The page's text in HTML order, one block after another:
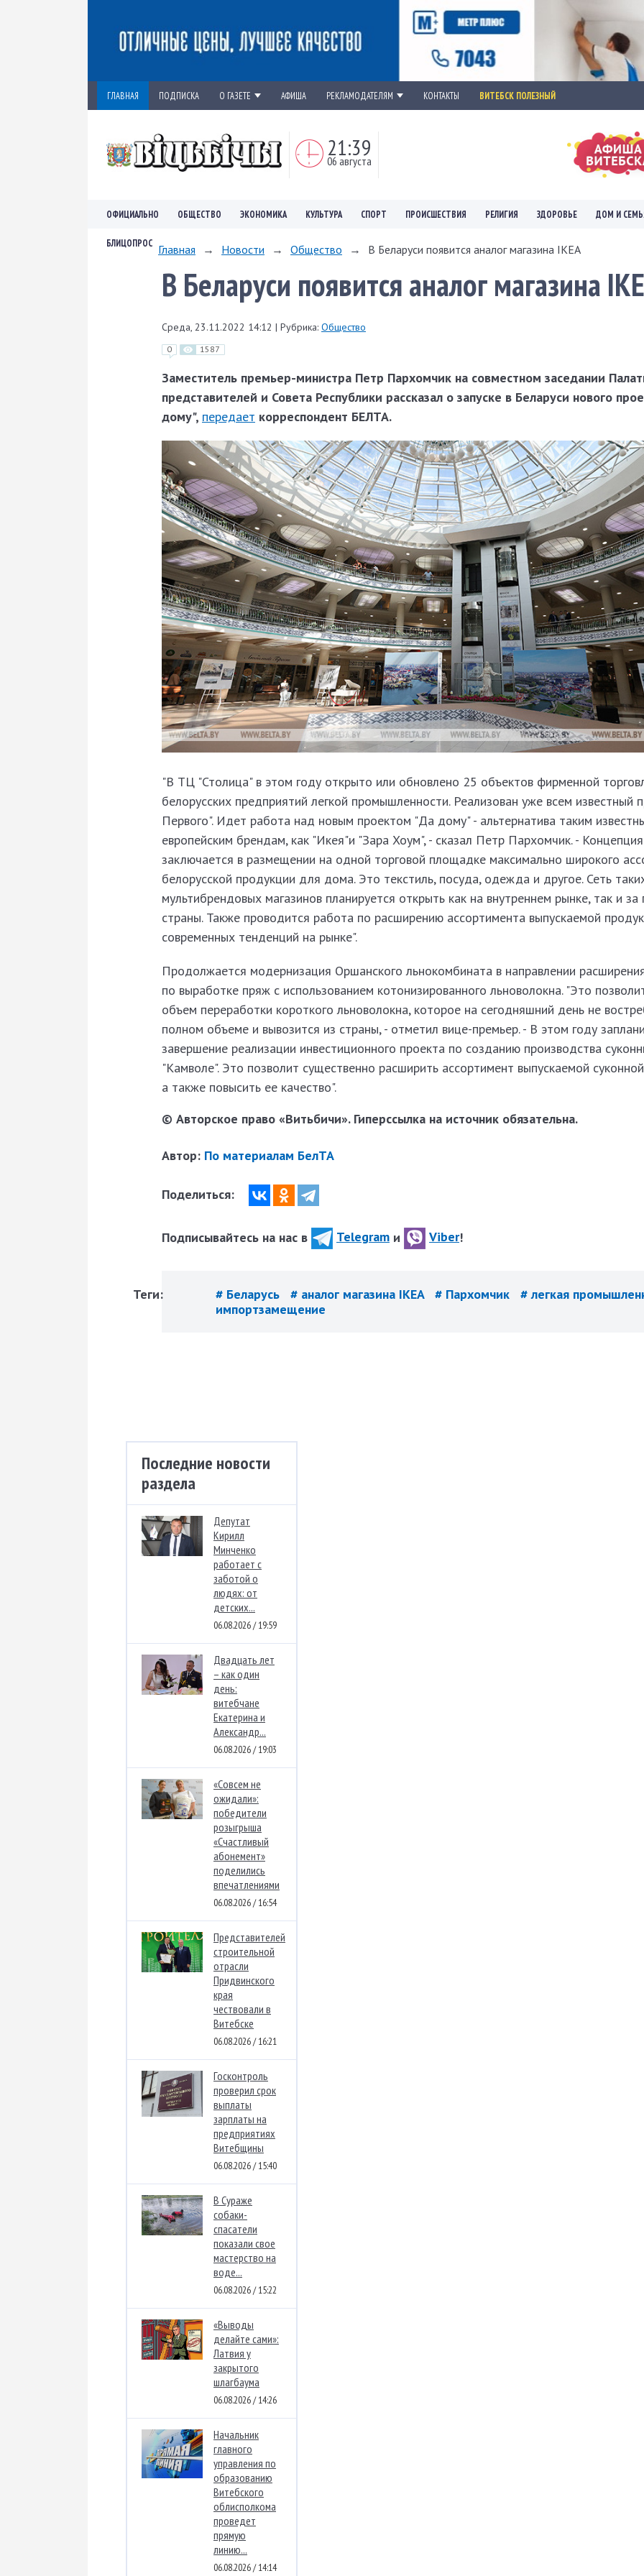
ГЛАВНАЯ ПОДПИСКА О ГАЗЕТЕ АФИША РЕКЛАМОДАТЕЛЯМ КОНТАКТЫ ВИТЕБСК ПОЛЕЗНЫЙ
21:39
06 августа
ОФИЦИАЛЬНО ОБЩЕСТВО ЭКОНОМИКА КУЛЬТУРА СПОРТ ПРОИСШЕСТВИЯ РЕЛИГИЯ ЗДОРОВЬЕ ДОМ И
БЛИЦОПРОС Главная → Новости → Общество → В Беларуси появится аналог магазина IKEA
В Беларуси появится аналог магазина
Среда, 23.11.2022 14:12 | Рубрика: Общество
0 1587
Заместитель премьер-министра Петр Пархомчик на совместном заседании
представителей и Совета Республики рассказал о запуске в Беларуси нового
дому", передает корреспондент БЕЛТА.
"В ТЦ "Столица" в этом году открыто или обновлено 25 объектов фирменной
белорусских предприятий легкой промышленности. Реализован уже всем известный
Первого". Идет работа над новым проектом "Да дому" - альтернатива таким
европейским брендам, как "Икея"и "Зара Хоум", - сказал Петр Пархомчик. -
заключается в размещении на одной торговой площадке максимально широкого
белорусской продукции для дома. Это текстиль, посуда, одежда и другое. Сеть
мультибрендовых магазинов планируется открыть как на внутреннем рынке, так и
страны. Также проводится работа по расширению ассортимента выпускаемой
современных тенденций на рынке".
Продолжается модернизация Оршанского льнокомбината в направлении
по выработке пряж с использованием котонизированного льноволокна. "Это
объем переработки короткого льноволокна, которое на сегодняшний день не
полном объеме и вывозится из страны, - отметил вице-премьер. - В этом году
завершение реализации инвестиционного проекта по созданию производства
"Камволе". Это позволит существенно расширить ассортимент выпускаемой
а также повысить ее качество".
© Авторское право «Витьбичи». Гиперссылка на источник обязательна.
Автор: По материалам БелТА
Поделиться:
Подписывайтесь на нас в Telegram и Viber!
Теги: # Беларусь # аналог магазина IKEA # Пархомчик # легкая
импортзамещение
Последние новости
раздела
Депутат
Кирилл
Минченко
работает с
заботой о
людях: от
детских...
06.08.2026 / 19:59
Двадцать лет
– как один
день:
витебчане
Екатерина и
Александр...
06.08.2026 / 19:03
«Совсем не
ожидали»:
победители
розыгрыша
«Счастливый
абонемент»
поделились
впечатлениями
06.08.2026 / 16:54
Представителей
строительной
отрасли
Придвинского
края
чествовали в
Витебске
06.08.2026 / 16:21
Госконтроль
проверил срок
выплаты
зарплаты на
предприятиях
Витебщины
06.08.2026 / 15:40
В Сураже
собаки-
спасатели
показали свое
мастерство на
воде...
06.08.2026 / 15:22
«Выводы
делайте сами»:
Латвия у
закрытого
шлагбаума
06.08.2026 / 14:26
Начальник
главного
управления по
образованию
Витебского
облисполкома
проведет
прямую
линию...
06.08.2026 / 14:14